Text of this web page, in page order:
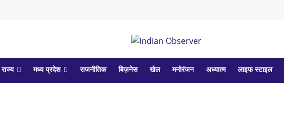
राज्य मध्य प्रदेश राजनीतिक बिज़नेस खेल मनोरंजन अध्यात्म लाइफ स्टाइल